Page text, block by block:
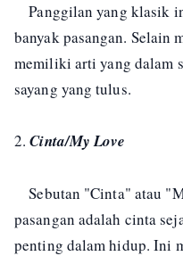
Panggilan yang klasik
banyak pasangan. Selain
memiliki arti yang dalam
sayang yang tulus.
2.Cinta/My Love
Sebutan "Cinta" atau
pasangan adalah cinta
penting dalam hidup. Ini